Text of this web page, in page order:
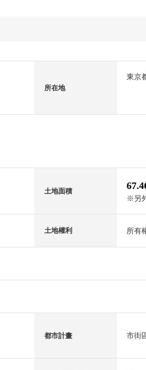
所在地
東京
土地面積
※另
土地權利 所有
都市計畫 市街